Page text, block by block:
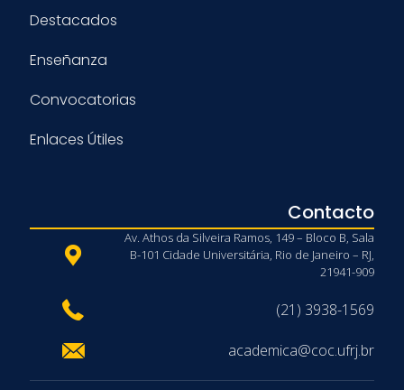
Destacados
Enseñanza
Convocatorias
Enlaces Útiles
Contacto
Av. Athos da Silveira Ramos, 149 – Bloco B, Sala
B-101 Cidade Universitária, Rio de Janeiro – RJ,
21941-909
(21) 3938-1569
academica@coc.ufrj.br